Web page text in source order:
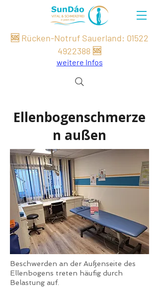
🆘 Rücken-Notruf Sauerland: 01522
4922388 🆘
weitere Infos
Ellenbogenschmerze
n außen
Beschwerden an der Außenseite des
Ellenbogens treten häufig durch
Belastung auf.